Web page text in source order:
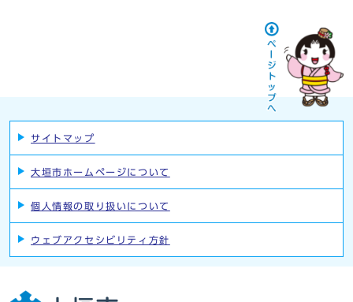
サイトマップ
大垣市ホームページについて
個人情報の取り扱いについて
ウェブアクセシビリティ方針